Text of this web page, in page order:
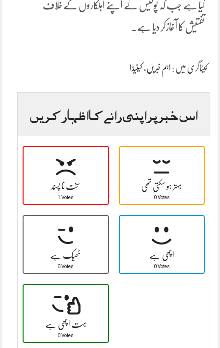
کیا ہے جب کہ پولیس نے اپنے اہلکاروں کے خلاف
تفتیش کا آغازکر دیا ہے۔
کیٹاگری میں : اہم خبریں، کینیڈا
اس خبر پر اپنی رائے کا اظہار کریں
سخت نا پسند
1 Votes
بہتر ہو سکتی تھی
0 Votes
ٹھیک ہے
0 Votes
اچھی ہے
0 Votes
بہت اچھی ہے
0 Votes